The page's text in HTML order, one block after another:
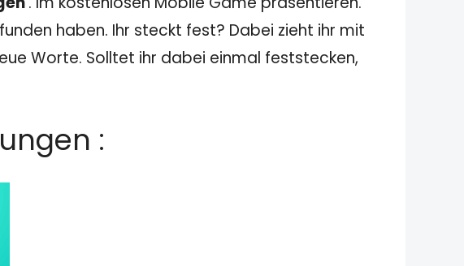
haben. Ihr steckt fest? Dabei zieht ihr mit
Worte. Solltet ihr dabei einmal feststecken,
: